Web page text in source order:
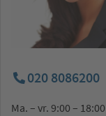
020 8086200
Ma. – vr. 9:00 –